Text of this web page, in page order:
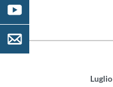
Luglio